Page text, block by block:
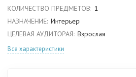
КОЛИЧЕСТВО ПРЕДМЕТОВ: 1
НАЗНАЧЕНИЕ: Интерьер
ЦЕЛЕВАЯ АУДИТОРАЯ: Взрослая
Все характеристики